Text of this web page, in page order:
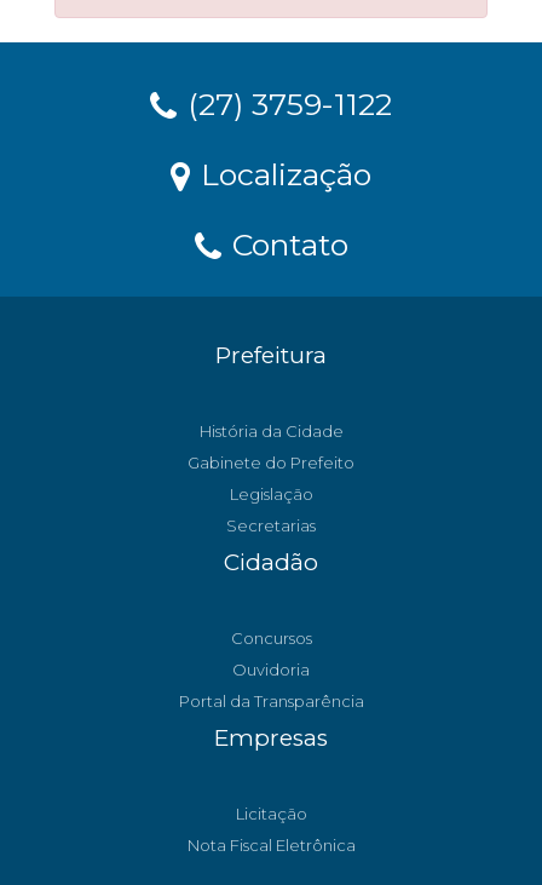
(27) 3759-1122
Localização
Contato
Prefeitura
História da Cidade
Gabinete do Prefeito
Legislação
Secretarias
Cidadão
Concursos
Ouvidoria
Portal da Transparência
Empresas
Licitação
Nota Fiscal Eletrônica